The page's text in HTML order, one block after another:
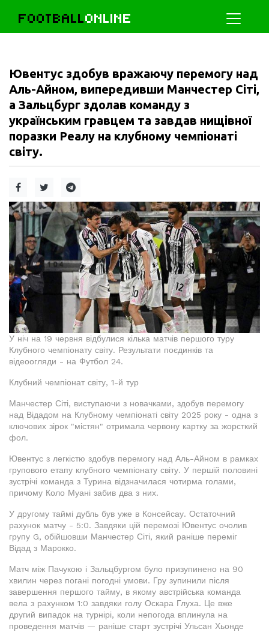
FOOTBALLONLINE
Ювентус здобув вражаючу перемогу над
Аль-Айном, випередивши Манчестер Сіті,
а Зальцбург здолав команду з
українським гравцем та завдав нищівної
поразки Реалу на клубному чемпіонаті
світу.
У ніч на 19 червня відбулися кілька матчів першого туру
Клубного чемпіонату світу. Результати поєдинків та
відеоогляди - на Футбол 24.
Клубний чемпіонат світу, 1-й тур
Манчестер Сіті, виступаючи з новачками, здобув перемогу
над Відадом на Клубному чемпіонаті світу 2025 року - одна з
ключових зірок "містян" отримала червону картку за жорсткий
фол.
Ювентус з легкістю здобув перемогу над Аль-Айном в рамках
групового етапу клубного чемпіонату світу. У першій половині
зустрічі команда з Турина відзначилася чотирма голами,
причому Коло Муані забив два з них.
У другому таймі дубль був уже в Консейсау. Остаточний
рахунок матчу - 5:0. Завдяки цій перемозі Ювентус очолив
групу G, обійшовши Манчестер Сіті, який раніше переміг
Відад з Марокко.
Матч між Пачукою і Зальцбургом було призупинено на 90
хвилин через погані погодні умови. Гру зупинили після
завершення першого тайму, в якому австрійська команда
вела з рахунком 1:0 завдяки голу Оскара Глуха. Це вже
другий випадок на турнірі, коли непогода вплинула на
проведення матчів — раніше старт зустрічі Ульсан Хьонде